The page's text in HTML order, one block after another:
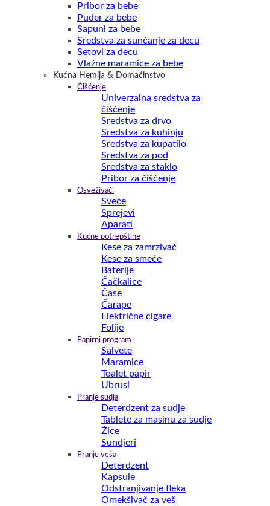
Pribor za bebe
Puder za bebe
Sapuni za bebe
Sredstva za sunčanje za decu
Setovi za decu
Vlažne maramice za bebe
Kućna Hemija & Domaćinstvo
Čišćenje
Univerzalna sredstva za
čišćenje
Sredstva za drvo
Sredstva za kuhinju
Sredstva za kupatilo
Sredstva za pod
Sredstva za staklo
Pribor za čišćenje
Osveživači
Sveće
Sprejevi
Aparati
Kućne potrepštine
Kese za zamrzivač
Kese za smeće
Baterije
Čačkalice
Čase
Čarape
Električne cigare
Folije
Papirni program
Salvete
Maramice
Toalet papir
Ubrusi
Pranje sudja
Deterdzent za sudje
Tablete za masinu za sudje
Žice
Sundjeri
Pranje veša
Deterdzent
Kapsule
Odstranjivanje fleka
Omekšivač za veš